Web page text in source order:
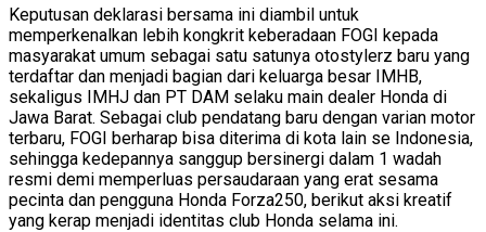
Keputusan deklarasi bersama ini diambil untuk
memperkenalkan lebih kongkrit keberadaan FOGI kepada
masyarakat umum sebagai satu satunya otostylerz baru yang
terdaftar dan menjadi bagian dari keluarga besar IMHB,
sekaligus IMHJ dan PT DAM selaku main dealer Honda di
Jawa Barat. Sebagai club pendatang baru dengan varian motor
terbaru, FOGI berharap bisa diterima di kota lain se Indonesia,
sehingga kedepannya sanggup bersinergi dalam 1 wadah
resmi demi memperluas persaudaraan yang erat sesama
pecinta dan pengguna Honda Forza250, berikut aksi kreatif
yang kerap menjadi identitas club Honda selama ini.